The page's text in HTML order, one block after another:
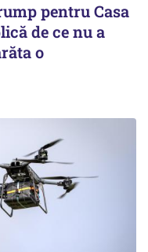
pentru Casa
de ce nu a
o